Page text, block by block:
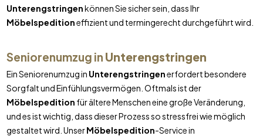
Unterengstringenkönnen Sie sicher sein, dass Ihr
Möbelspeditioneffizient und termingerecht durchgeführt wird.
Seniorenumzug in Unterengstringen
Ein Seniorenumzug in Unterengstringenerfordert besondere
Sorgfalt und Einfühlungsvermögen. Oftmals ist der
Möbelspedition für ältere Menschen eine große Veränderung,
und es ist wichtig, dass dieser Prozess so stressfrei wie möglich
gestaltet wird. UnserMöbelspedition-Service in